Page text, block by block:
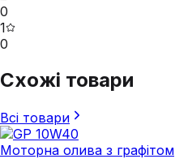
0
1
0
Схожі товари
Всі товари
Моторна олива з графітом